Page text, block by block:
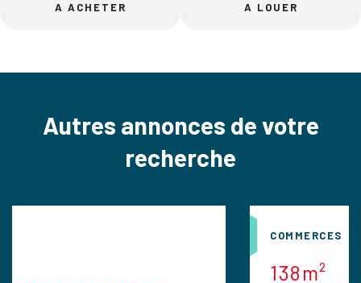
A ACHETER A LOUER
Autres annonces de votre
recherche